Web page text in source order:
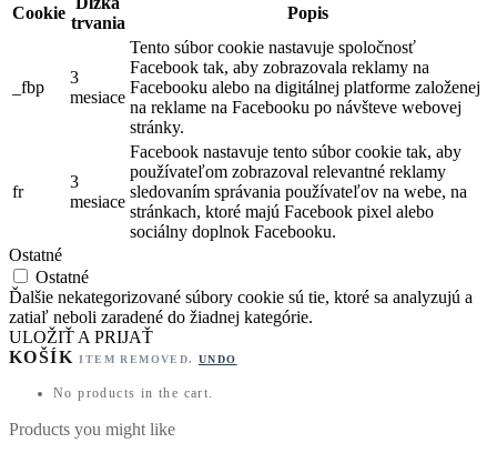
Cookie
trvania
Popis
_fbp
3
mesiace
Tento súbor cookie nastavuje spoločnosť
Facebook tak, aby zobrazovala reklamy na
Facebooku alebo na digitálnej platforme založenej
na reklame na Facebooku po návšteve webovej
stránky.
fr
3
mesiace
Facebook nastavuje tento súbor cookie tak, aby
používateľom zobrazoval relevantné reklamy
sledovaním správania používateľov na webe, na
stránkach, ktoré majú Facebook pixel alebo
sociálny doplnok Facebooku.
Ostatné
Ostatné
Ďalšie nekategorizované súbory cookie sú tie, ktoré sa analyzujú a
zatiaľ neboli zaradené do žiadnej kategórie.
ULOŽIŤ A PRIJAŤ
KOŠÍKITEM REMOVED.UNDO
No products in the cart.
Products you might like